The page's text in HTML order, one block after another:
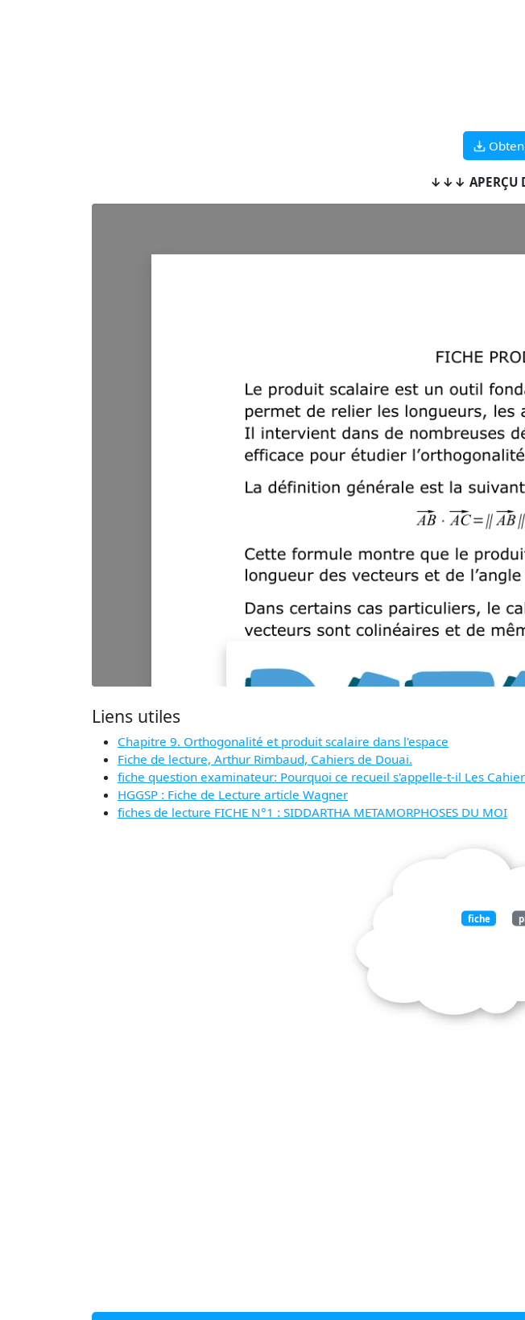
↓↓↓ APERÇU
Liens utiles
Chapitre 9. Orthogonalité et produit scalaire dans l'espace
Fiche de lecture, Arthur Rimbaud, Cahiers de Douai.
fiche question examinateur: Pourquoi ce recueil s'appelle-t-il Les
HGGSP : Fiche de Lecture article Wagner
fiches de lecture FICHE N°1 : SIDDARTHA METAMORPHOSES DU MOI
fiche